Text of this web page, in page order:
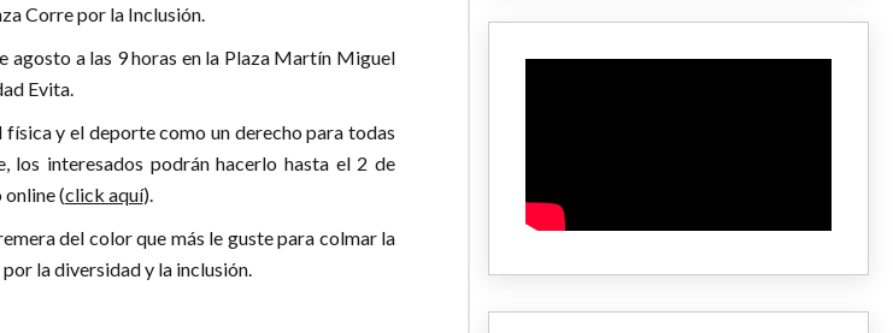
Corre por la Inclusión.
agosto a las 9 horas en la Plaza Martín Miguel
Evita.
y el deporte como un derecho para todas
los interesados podrán hacerlo hasta el 2 de
(click aquí).
del color que más le guste para colmar la
la diversidad y la inclusión.